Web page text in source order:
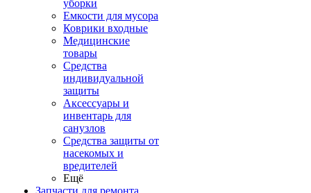
уборки
Емкости для мусора
Коврики входные
Медицинские
товары
Средства
индивидуальной
защиты
Аксессуары и
инвентарь для
санузлов
Средства защиты от
насекомых и
вредителей
Ещё
Запчасти для ремонта